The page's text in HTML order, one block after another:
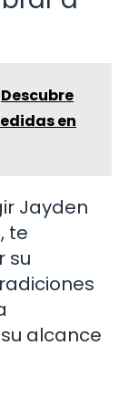
Descubre
en
Jayden
te
su
alcance